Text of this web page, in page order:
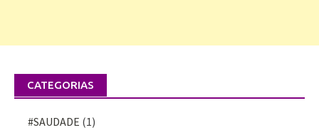
CATEGORIAS
#SAUDADE (1)